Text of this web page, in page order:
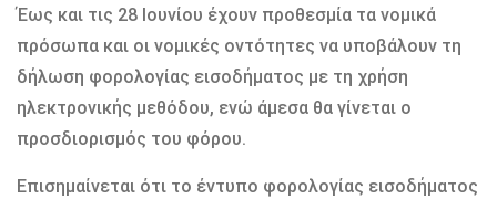
Έως και τις 28 Ιουνίου έχουν προθεσμία τα νομικά
πρόσωπα και οι νομικές οντότητες να υποβάλουν τη
δήλωση φορολογίας εισοδήματος με τη χρήση
ηλεκτρονικής μεθόδου, ενώ άμεσα θα γίνεται ο
προσδιορισμός του φόρου.
Επισημαίνεται ότι το έντυπο φορολογίας εισοδήματος